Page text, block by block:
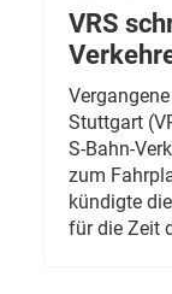
VRS
Stuttgart
S-Bahn-
zum
kündigte
für die Zeit